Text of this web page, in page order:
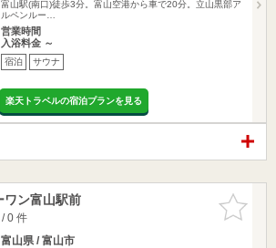
富山駅(南口)徒歩3分。富山空港から車で20分。立山黒部ア
ルペンルー…
営業時間
入浴料金 ～
宿泊 サウナ
楽天トラベルの宿泊プランを見る
お気に入
りに追加
ワン富山駅前
0 件
富山県 / 富山市